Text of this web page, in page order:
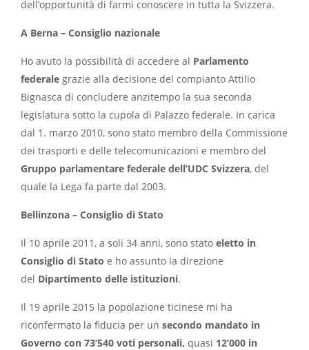
dell’opportunità di farmi conoscere in tutta la Svizzera.
A Berna – Consiglio nazionale
Ho avuto la possibilità di accedere al Parlamento
federale grazie alla decisione del compianto Attilio
Bignasca di concludere anzitempo la sua seconda
legislatura sotto la cupola di Palazzo federale. In carica
dal 1. marzo 2010, sono stato membro della Commissione
dei trasporti e delle telecomunicazioni e membro del
Gruppo parlamentare federale dell’UDC Svizzera, del
quale la Lega fa parte dal 2003.
Bellinzona – Consiglio di Stato
Il 10 aprile 2011, a soli 34 anni, sono stato eletto in
Consiglio di Stato e ho assunto la direzione
del Dipartimento delle istituzioni.
Il 19 aprile 2015 la popolazione ticinese mi ha
riconfermato la fiducia per un secondo mandato in
Governo con 73’540 voti personali, quasi 12’000 in